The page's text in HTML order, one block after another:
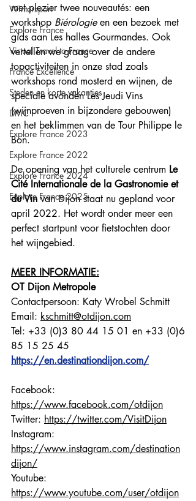
Wintersport
Explore France
Virtual Travel to France
France Excellence
Steden en korte vakanties
DMC
Explore France 2023
Explore France 2022
Explore France 2024
Explore France 2025
met plezier twee nouveautés: een
workshop Biérologie en een bezoek met
gids aan Les halles Gourmandes. Ook
vertellen we graag over de andere
topactiviteiten in onze stad zoals
workshops rond mosterd en wijnen, de
speciale avonden Les Jeudi Vins
(wijnproeven in bijzondere gebouwen)
en het beklimmen van de Tour Philippe le
Bon.
De opening van het culturele centrum Le
Cité Internationale de la Gastronomie et
du Vin van Dijon staat nu gepland voor
april 2022. Het wordt onder meer een
perfect startpunt voor fietstochten door
het wijngebied.
MEER INFORMATIE:
OT Dijon Metropole
Contactpersoon: Katy Wrobel Schmitt
Email: kschmitt@otdijon.com
Tel: +33 (0)3 80 44 15 01 en +33 (0)6
85 15 25 45
https://en.destinationdijon.com/
Faceb
https://www.facebook.com/otdijon
Twitter: https://twitter.com/VisitDijon
https://www.instagram.com/destination
dijon/
https://www.youtube.com/user/otdijon